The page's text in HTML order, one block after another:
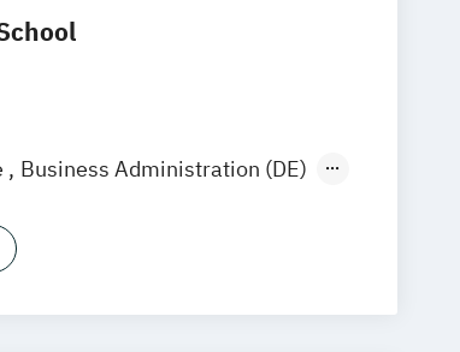
Business Administration (DE)
(EN)